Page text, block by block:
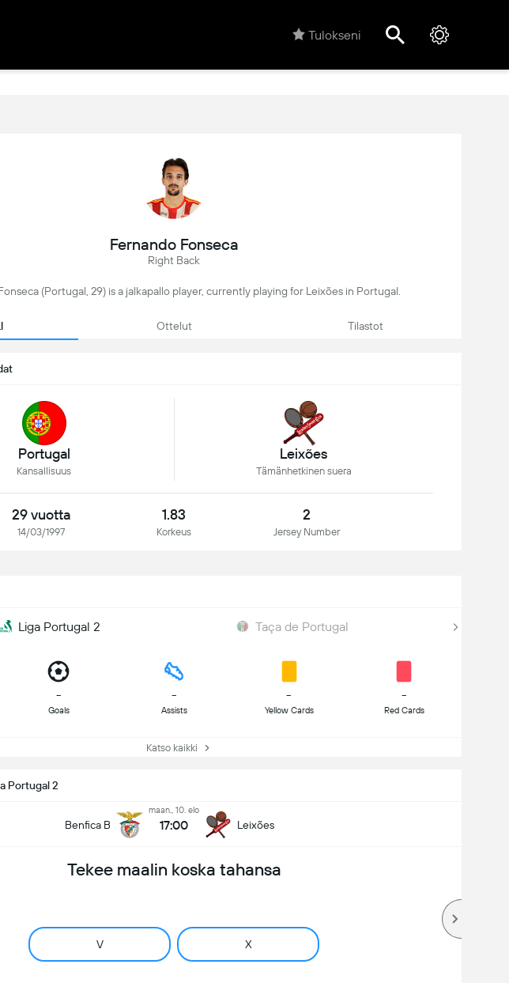
Tulokseni
Fernando Fonseca
Right Back
(Portugal, 29) is a jalkapallo player, currently playing for Leixões in Portugal.
Ottelut Tilastot
Portugal
Kansallisuus
Leixões
Tämänhetkinen suera
29 vuotta
14/03/1997
1.83
Korkeus
2
Jersey Number
Liga Portugal 2 Taça de Portugal
-
Goals
-
Assists
-
Yellow Cards
-
Red Cards
Katso kaikki
Portugal 2
Benfica B
maan., 10. elo
17:00 Leixões
Tekee maalin koska tahansa
V X